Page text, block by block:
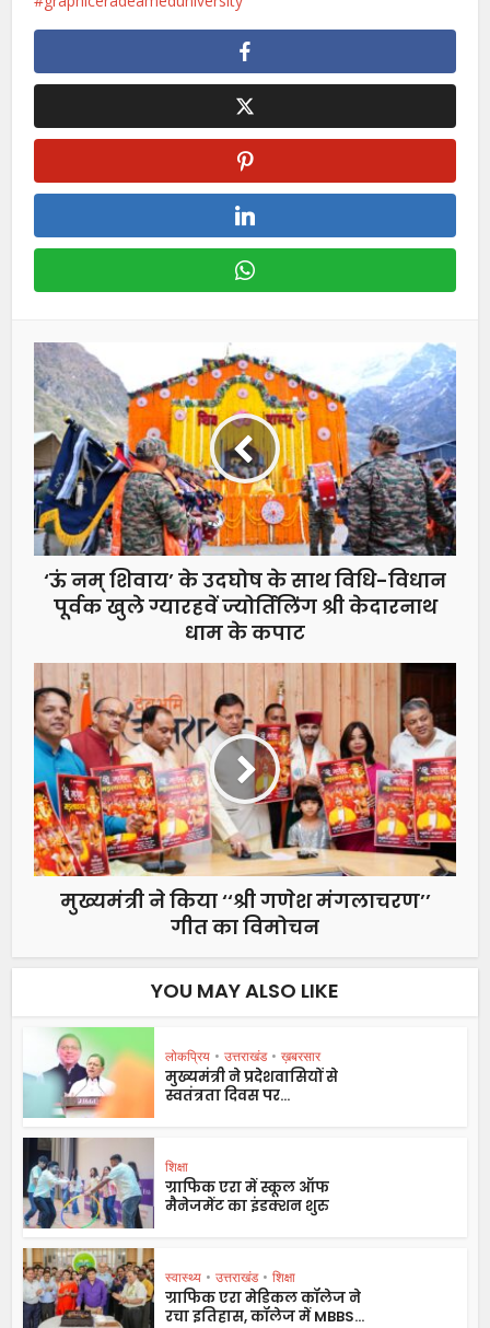
‘ऊं नम् शिवाय’ के उदघोष के साथ विधि-विधान
पूर्वक खुले ग्यारहवें ज्योर्तिलिंग श्री केदारनाथ
धाम के कपाट
मुख्यमंत्री ने किया ‘‘श्री गणेश मंगलाचरण’’
गीत का विमोचन
YOU MAY ALSO LIKE
लोकप्रिय • उत्तराखंड • ख़बरसार
मुख्यमंत्री ने प्रदेशवासियों से
स्वतंत्रता दिवस पर...
शिक्षा
ग्राफिक एरा में स्कूल ऑफ
मैनेजमेंट का इंडक्शन शुरु
स्वास्थ्य • उत्तराखंड • शिक्षा
ग्राफिक एरा मेडिकल कॉलेज ने
रचा इतिहास, कॉलेज में MBBS...